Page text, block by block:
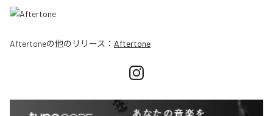
Aftertoneの他のリリース： Aftertone